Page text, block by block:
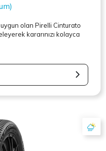
uygun olanPirelli Cinturato
kararınızı kolayca